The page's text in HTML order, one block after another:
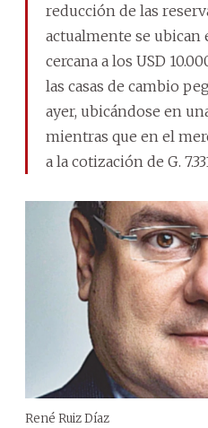
reducción de las
actualmente se
cercana a los USD
las casas de cambio
ayer, ubicándose en
mientras que en el
a la cotización de G.
René Ruiz Díaz